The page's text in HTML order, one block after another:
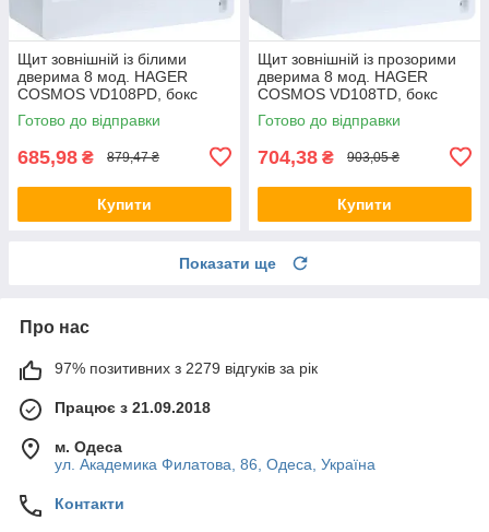
Щит зовнішній із білими
дверима 8 мод. HAGER
COSMOS VD108PD, бокс
Хагер, шафа КОСМОС
розподільний навісний
Готово до відправки
685,98 ₴ 879,47 ₴
Купити
Щит зовнішній із прозорими
дверима 8 мод. HAGER
COSMOS VD108TD, бокс
Хагер, КОСМС розподільний
навісний
Готово до відправки
704,38 ₴ 903,05 ₴
Купити
Показати ще
Про нас
97% позитивних з 2279 відгуків за рік
Працює з 21.09.2018
м. Одеса
ул. Академика Филатова, 86, Одеса, Україна
Контакти